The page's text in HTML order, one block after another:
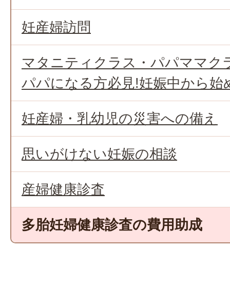
妊産婦訪問
マタニティクラス・パパママク
パパになる方必見!妊娠中から始
妊産婦・乳幼児の災害への備え
思いがけない妊娠の相談
産婦健康診査
多胎妊婦健康診査の費用助成